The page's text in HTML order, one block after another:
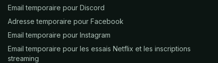
Email temporaire pour Discord
Adresse temporaire pour Facebook
Email temporaire pour Instagram
Email temporaire pour les essais Netflix et les inscriptions
streaming